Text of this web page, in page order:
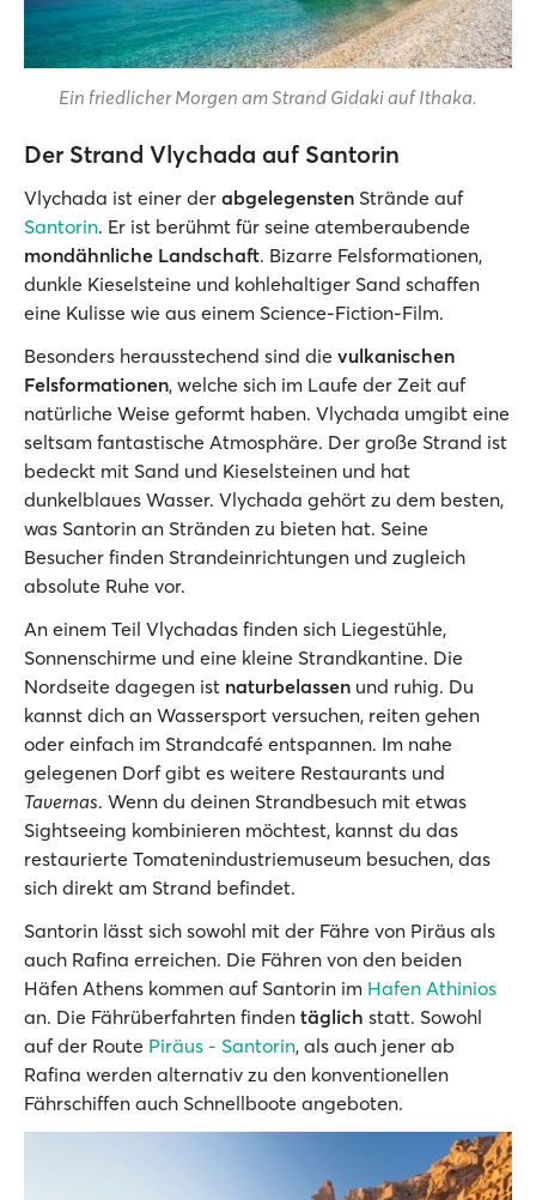
Ein friedlicher Morgen am Strand Gidaki auf Ithaka.
Der Strand Vlychada auf Santorin
Vlychada ist einer der abgelegensten Strände auf
Santorin. Er ist berühmt für seine atemberaubende
mondähnliche Landschaft. Bizarre Felsformationen,
dunkle Kieselsteine und kohlehaltiger Sand schaffen
eine Kulisse wie aus einem Science-Fiction-Film.
Besonders herausstechend sind die vulkanischen
Felsformationen, welche sich im Laufe der Zeit auf
natürliche Weise geformt haben. Vlychada umgibt eine
seltsam fantastische Atmosphäre. Der große Strand ist
bedeckt mit Sand und Kieselsteinen und hat
dunkelblaues Wasser. Vlychada gehört zu dem besten,
was Santorin an Stränden zu bieten hat. Seine
Besucher finden Strandeinrichtungen und zugleich
absolute Ruhe vor.
An einem Teil Vlychadas finden sich Liegestühle,
Sonnenschirme und eine kleine Strandkantine. Die
Nordseite dagegen ist naturbelassen und ruhig. Du
kannst dich an Wassersport versuchen, reiten gehen
oder einfach im Strandcafé entspannen. Im nahe
gelegenen Dorf gibt es weitere Restaurants und
Tavernas. Wenn du deinen Strandbesuch mit etwas
Sightseeing kombinieren möchtest, kannst du das
restaurierte Tomatenindustriemuseum besuchen, das
sich direkt am Strand befindet.
Santorin lässt sich sowohl mit der Fähre von Piräus als
auch Rafina erreichen. Die Fähren von den beiden
Häfen Athens kommen auf Santorin im Hafen Athinios
an. Die Fährüberfahrten finden täglich statt. Sowohl
auf der Route Piräus - Santorin, als auch jener ab
Rafina werden alternativ zu den konventionellen
Fährschiffen auch Schnellboote angeboten.